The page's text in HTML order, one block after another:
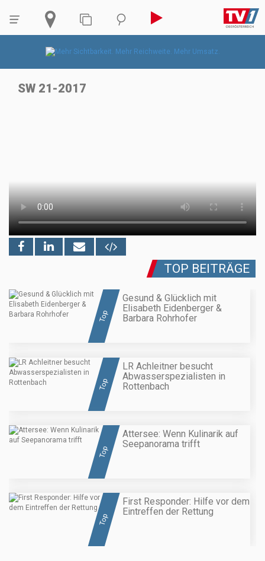
SW 21-2017
TOP BEITRÄGE
Top
Gesund & Glücklich mit
Elisabeth Eidenberger &
Barbara Rohrhofer
Top
LR Achleitner besucht
Abwasserspezialisten in
Rottenbach
Top
Attersee: Wenn Kulinarik auf
Seepanorama trifft
Top
First Responder: Hilfe vor dem
Eintreffen der Rettung